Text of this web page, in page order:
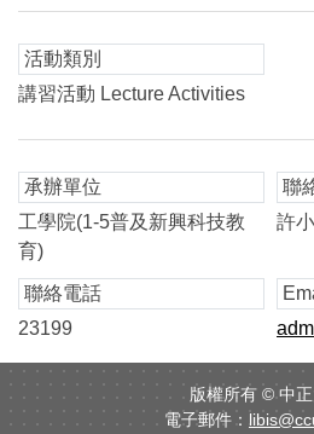
活動類別
講習活動 Lecture Activities
承辦單位
工學院(1-5普及新興科技教
育)
聯
許
聯絡電話
23199
版權所有 © 中
電子郵件：